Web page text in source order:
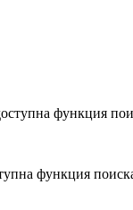
функция
функция